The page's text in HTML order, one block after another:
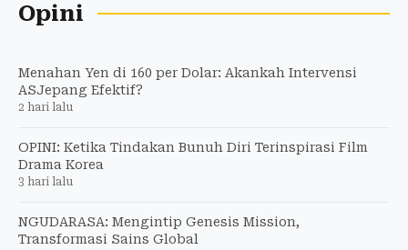
Opini
Menahan Yen di 160 per Dolar: Akankah Intervensi
ASJepang Efektif?
2 hari lalu
OPINI: Ketika Tindakan Bunuh Diri Terinspirasi Film
Drama Korea
3 hari lalu
NGUDARASA: Mengintip Genesis Mission,
Transformasi Sains Global